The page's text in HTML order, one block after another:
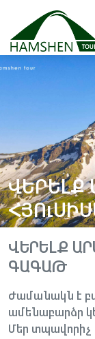
ՎԵՐԵԼՔ
ՎԵՐԵԼՔ
ԳԱԳԱԹ
Ժամանակն է
ամենաբարձր
Մեր տպավորիչ